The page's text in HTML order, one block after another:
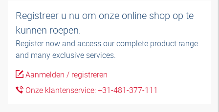
Registreer u nu om onze online shop op te
kunnen roepen.
Register now and access our complete product range
and many exclusive services.
Aanmelden / registreren
Onze klantenservice: +31-481-377-111